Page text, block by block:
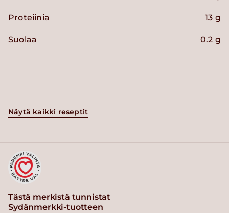
Proteiinia 13 g
Suolaa 0.2 g
Näytä kaikki reseptit
Tästä merkistä tunnistat
Sydänmerkki-tuotteen